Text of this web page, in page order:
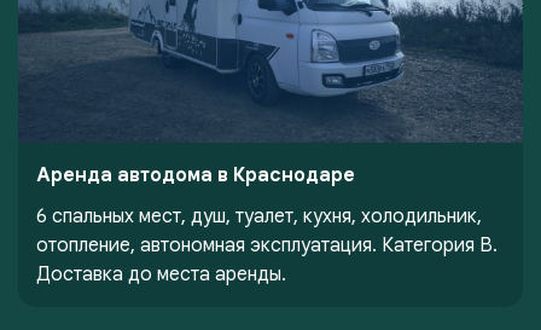
Аренда автодома в Краснодаре
6 спальных мест, душ, туалет, кухня, холодильник,
отопление, автономная эксплуатация. Категория В.
Доставка до места аренды.